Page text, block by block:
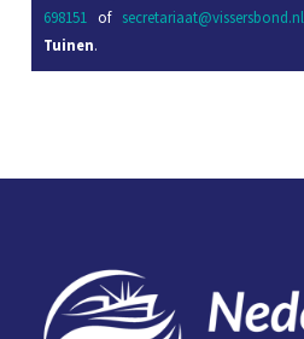
698151 of secretariaat@vissersbond.nl
Tuinen.